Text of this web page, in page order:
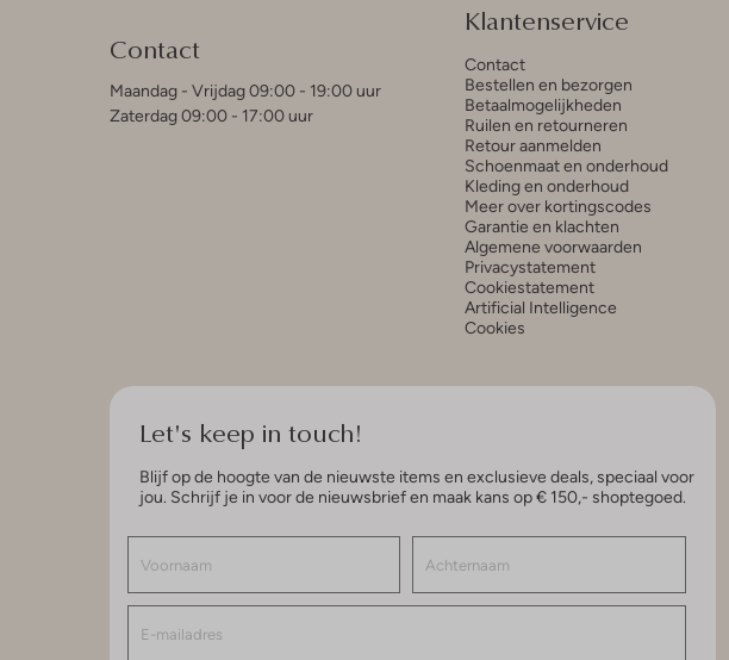
Contact
Maandag - Vrijdag 09:00 - 19:00 uur
Zaterdag 09:00 - 17:00 uur
Klantenservice
Contact
Bestellen en bezorgen
Betaalmogelijkheden
Ruilen en retourneren
Retour aanmelden
Schoenmaat en onderhoud
Kleding en onderhoud
Meer over kortingscodes
Garantie en klachten
Algemene voorwaarden
Privacystatement
Cookiestatement
Artificial Intelligence
Cookies
Let's keep in touch!
Blijf op de hoogte van de nieuwste items en exclusieve deals, speciaal voor
jou. Schrijf je in voor de nieuwsbrief en maak kans op € 150,- shoptegoed.